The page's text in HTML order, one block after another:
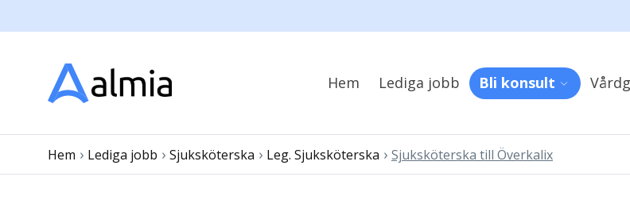
Hem Lediga jobb Bli konsult
Hem › Lediga jobb › Sjuksköterska › Leg. Sjuksköterska › Sjuksköterska till Överkalix